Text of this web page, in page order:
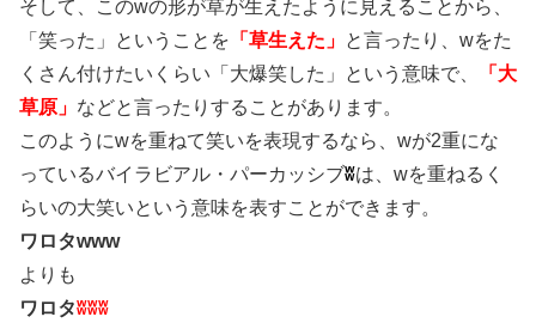
そして、このwの形が草が生えたように見えることから、
「笑った」ということを 「草生えた」 と言ったり、wをた
くさん付けたいくらい「大爆笑した」という意味で、
「大
草原」 などと言ったりすることがあります。
このようにwを重ねて笑いを表現するなら、wが2重にな
っているバイラビアル・パーカッシブʬは、wを重ねるく
らいの大笑いという意味を表すことができます。
ワロタwww
よりも
ワロタʬʬʬ